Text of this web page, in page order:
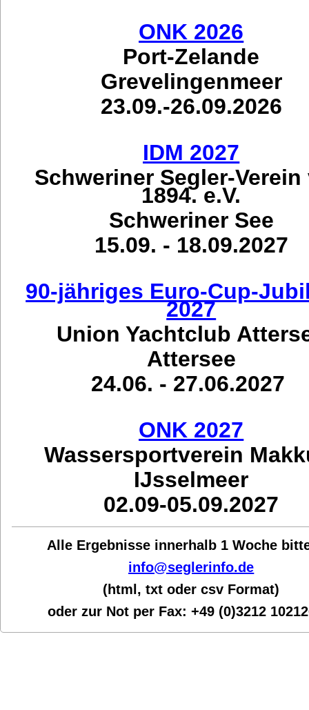
ONK 2026
Port-Zelande
Grevelingenmeer
23.09.-26.09.2026
IDM 2027
Schweriner Segler-Verein
1894. e.V.
Schweriner See
15.09. - 18.09.2027
90-jähriges Euro-Cup-
2027
Union Yachtclub
Attersee
24.06. - 27.06.2027
ONK 2027
Wassersportverein
IJsselmeer
02.09-05.09.2027
Alle Ergebnisse innerhalb 1 Woche bit
info@seglerinfo.de
(html, txt oder csv Format)
oder zur Not per Fax:+49 (0)3212